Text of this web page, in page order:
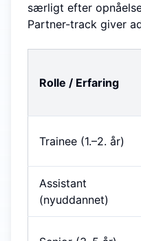
særligt efter
Partner-track giver
Rolle / Erfaring
Trainee (1.–2. år)
Assistant
(nyuddannet)